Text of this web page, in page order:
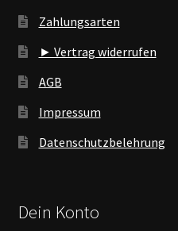
Zahlungsarten
► Vertrag widerrufen
AGB
Impressum
Datenschutzbelehrung
Dein Konto